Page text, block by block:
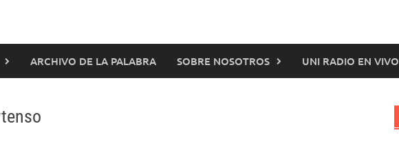
ARCHIVO DE LA PALABRA SOBRE NOSOTROS UNI RADIO EN VIVO